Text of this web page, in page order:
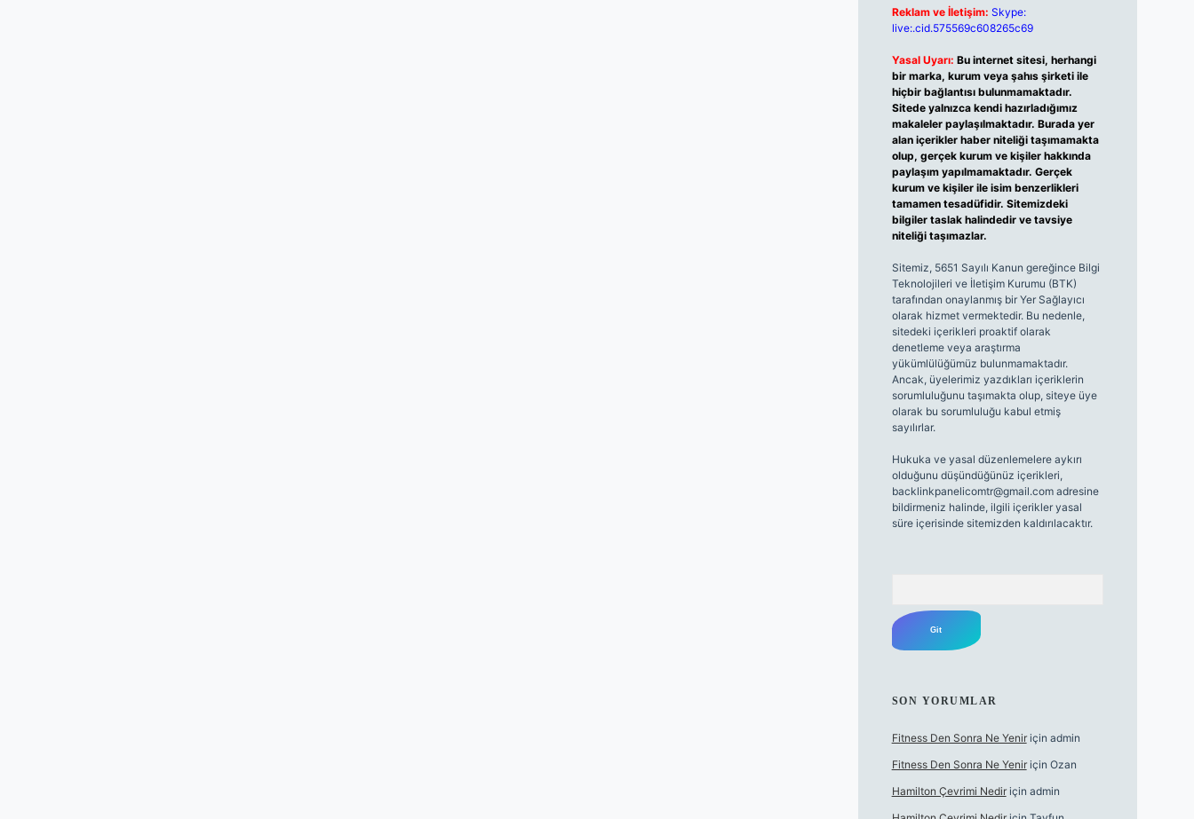
Reklam ve İletişim: Skype:
live:.cid.575569c608265c69
Yasal Uyarı: Bu internet sitesi, herhangi
bir marka, kurum veya şahıs şirketi ile
hiçbir bağlantısı bulunmamaktadır.
Sitede yalnızca kendi hazırladığımız
makaleler paylaşılmaktadır. Burada yer
alan içerikler haber niteliği taşımamakta
olup, gerçek kurum ve kişiler hakkında
paylaşım yapılmamaktadır. Gerçek
kurum ve kişiler ile isim benzerlikleri
tamamen tesadüfidir. Sitemizdeki
bilgiler taslak halindedir ve tavsiye
niteliği taşımazlar.
Sitemiz, 5651 Sayılı Kanun gereğince Bilgi
Teknolojileri ve İletişim Kurumu (BTK)
tarafından onaylanmış bir Yer Sağlayıcı
olarak hizmet vermektedir. Bu nedenle,
sitedeki içerikleri proaktif olarak
denetleme veya araştırma
yükümlülüğümüz bulunmamaktadır.
Ancak, üyelerimiz yazdıkları içeriklerin
sorumluluğunu taşımakta olup, siteye üye
olarak bu sorumluluğu kabul etmiş
sayılırlar.
Hukuka ve yasal düzenlemelere aykırı
olduğunu düşündüğünüz içerikleri,
backlinkpanelicomtr@gmail.comadresine
bildirmeniz halinde, ilgili içerikler yasal
süre içerisinde sitemizden kaldırılacaktır.
SON YORUMLAR
Fitness Den Sonra Ne Yeniriçin admin
Fitness Den Sonra Ne Yeniriçin Ozan
Hamilton Çevrimi Nediriçin admin